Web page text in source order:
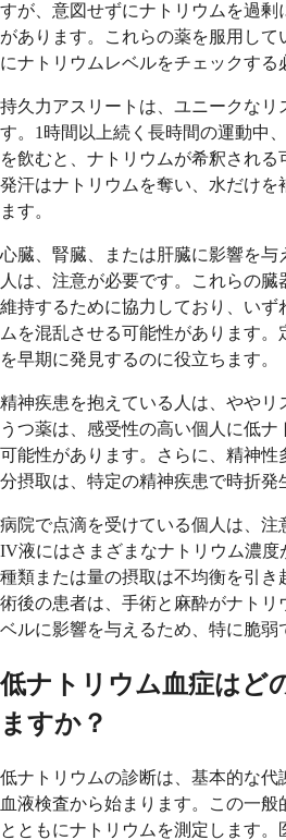
すが、意図せずにナトリウムを過剰
があります。これらの薬を服用し
にナトリウムレベルをチェックする
持久力アスリートは、ユニークなリ
す。1時間以上続く長時間の運動中
を飲むと、ナトリウムが希釈され
発汗はナトリウムを奪い、水だけを
ます。
心臓、腎臓、または肝臓に影響を与
人は、注意が必要です。これらの
維持するために協力しており、いず
ムを混乱させる可能性があります
を早期に発見するのに役立ちます。
精神疾患を抱えている人は、ややリ
うつ薬は、感受性の高い個人に低
可能性があります。さらに、精神性
分摂取は、特定の精神疾患で時折発
病院で点滴を受けている個人は、注
IV液にはさまざまなナトリウム濃度
種類または量の摂取は不均衡を引き
術後の患者は、手術と麻酔がナトリ
ベルに影響を与えるため、特に脆弱
低ナトリウム血症はど
ますか？
低ナトリウムの診断は、基本的な代
血液検査から始まります。この一
とともにナトリウムを測定します